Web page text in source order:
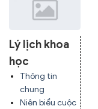
Lý lịch khoa
học
Thông tin
chung
Niên biểu cuộc